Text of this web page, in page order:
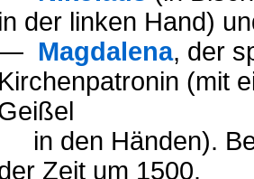
in der linken Hand)
Magdalena, der
Kirchenpatronin (mit
in den Händen).
Zeit um 1500.